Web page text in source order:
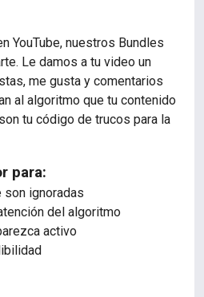
YouTube, nuestros Bundles
Le damos a tu video un
me gusta y comentarios
al algoritmo que tu contenido
tu código de trucos para la
para:
son ignoradas
del algoritmo
activo